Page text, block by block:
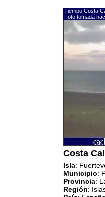
Tiempo Costa
Foto tomada
Costa
Isla:
Municipio:
Provincia:
Región: